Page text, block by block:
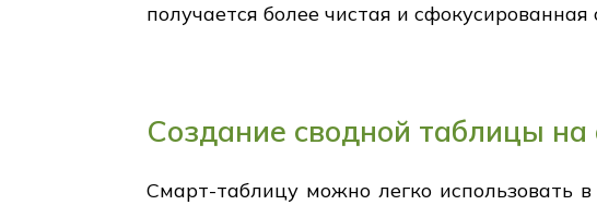
получается более чистая и
Создание сводной таблицы
Смарт-таблицу можно легко использовать